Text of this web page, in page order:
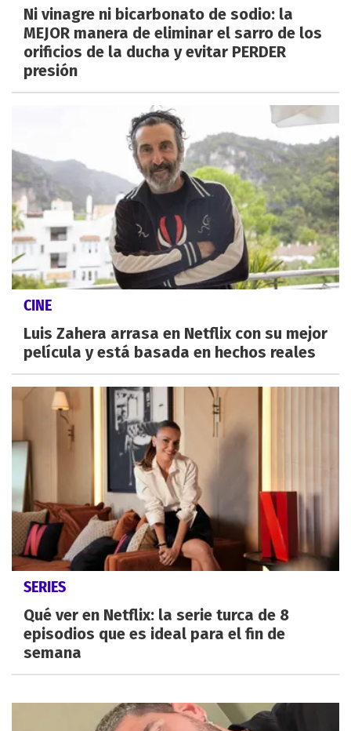
Ni vinagre ni bicarbonato de sodio: la
MEJOR manera de eliminar el sarro de los
orificios de la ducha y evitar PERDER
presión
CINE
Luis Zahera arrasa en Netflix con su mejor
película y está basada en hechos reales
SERIES
Qué ver en Netflix: la serie turca de 8
episodios que es ideal para el fin de
semana